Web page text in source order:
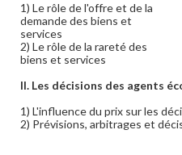
1) Le rôle de l'offre et de la
demande des biens et
services
2) Le rôle de la rareté des
biens et services
II. Les décisions des agents
1) L'influence du prix sur les
2) Prévisions, arbitrages et